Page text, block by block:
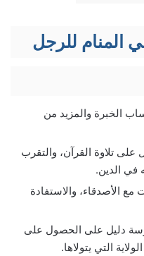
المنام للرجل
الخبرة والمزيد من
تلاوة القرآن، والتقرب
في الدين.
الأصدقاء، والاستفادة
دليل على الحصول على
التي يتولاها.